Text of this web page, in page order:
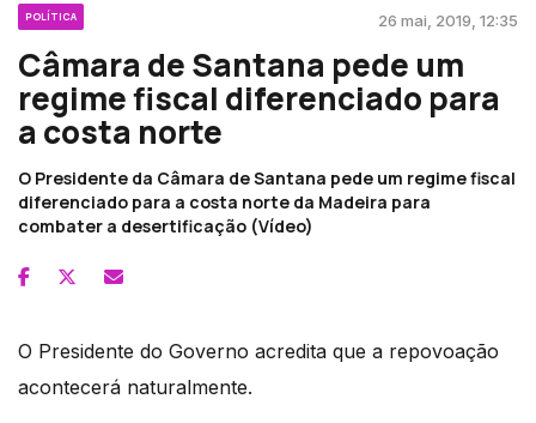
POLÍTICA 26 mai, 2019, 12:35
Câmara de Santana pede um
regime fiscal diferenciado para
a costa norte
O Presidente da Câmara de Santana pede um regime fiscal
diferenciado para a costa norte da Madeira para
combater a desertificação (Vídeo)
O Presidente do Governo acredita que a repovoação
acontecerá naturalmente.